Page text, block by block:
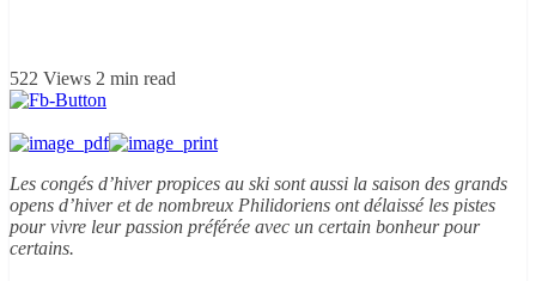
522 Views 2 min read
Les congés d’hiver propices au ski sont aussi la saison des grands
opens d’hiver et de nombreux Philidoriens ont délaissé les pistes
pour vivre leur passion préférée avec un certain bonheur pour
certains.